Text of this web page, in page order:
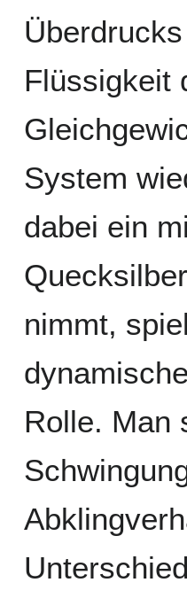
Flüssigkeit
System
dabei ein
nimmt,
Rolle. Man